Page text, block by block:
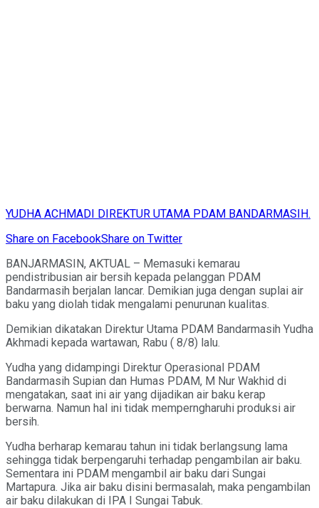
YUDHA ACHMADI DIREKTUR UTAMA PDAM BANDARMASIH.
Share on FacebookShare on Twitter
BANJARMASIN, AKTUAL – Memasuki kemarau
pendistribusian air bersih kepada pelanggan PDAM
Bandarmasih berjalan lancar. Demikian juga dengan suplai air
baku yang diolah tidak mengalami penurunan kualitas.
Demikian dikatakan Direktur Utama PDAM Bandarmasih Yudha
Akhmadi kepada wartawan, Rabu ( 8/8) lalu.
Yudha yang didampingi Direktur Operasional PDAM
Bandarmasih Supian dan Humas PDAM, M Nur Wakhid di
mengatakan, saat ini air yang dijadikan air baku kerap
berwarna. Namun hal ini tidak memperngharuhi produksi air
bersih.
Yudha berharap kemarau tahun ini tidak berlangsung lama
sehingga tidak berpengaruhi terhadap pengambilan air baku.
Sementara ini PDAM mengambil air baku dari Sungai
Martapura. Jika air baku disini bermasalah, maka pengambilan
air baku dilakukan di IPA I Sungai Tabuk.